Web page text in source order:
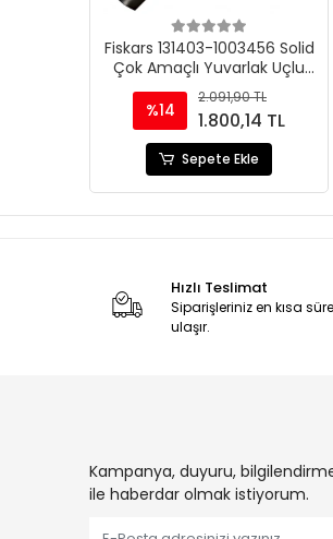
Fiskars 131403-1003456 Solid
Çok Amaçlı Yuvarlak Uçlu
Bahçe Küreği
%14
2.091,90 TL
1.800,14 TL
Sepete Ekle
Hızlı Teslimat
Siparişleriniz en kısa
ulaşır.
Kampanya, duyuru,
ile haberdar olmak istiyorum.